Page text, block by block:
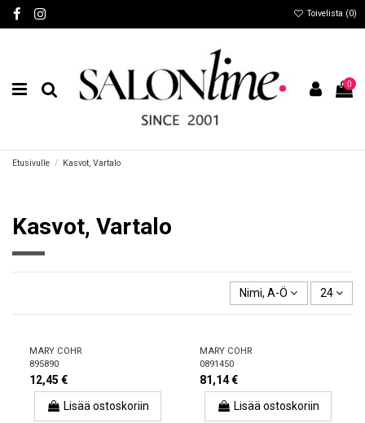
Toivelista (0)
0
Etusivulle Kasvot, Vartalo
Kasvot, Vartalo
Nimi, A-Ö 24
MARY COHR
895890
12,45 €
Lisää ostoskoriin
MARY COHR
0891450
81,14 €
Lisää ostoskoriin